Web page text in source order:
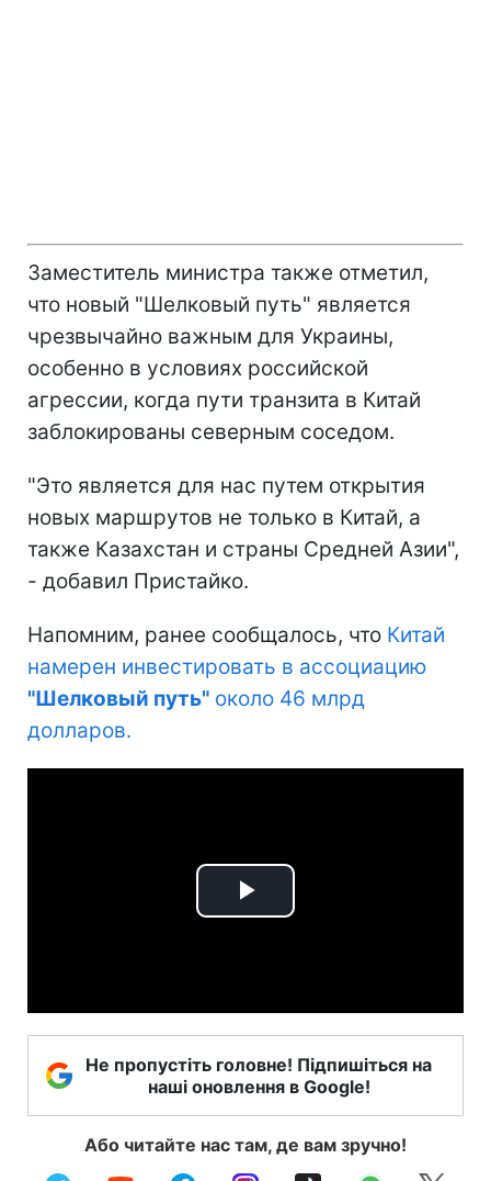
Заместитель министра также отметил,
что новый "Шелковый путь" является
чрезвычайно важным для Украины,
особенно в условиях российской
агрессии, когда пути транзита в Китай
заблокированы северным соседом.
"Это является для нас путем открытия
новых маршрутов не только в Китай, а
также Казахстан и страны Средней Азии",
- добавил Пристайко.
Напомним, ранее сообщалось, что Китай
намерен инвестировать в ассоциацию
"Шелковый путь" около 46 млрд
долларов.
Play
Не пропустіть головне! Підпишіться на
наші оновлення в Google!
Або читайте нас там, де вам зручно!